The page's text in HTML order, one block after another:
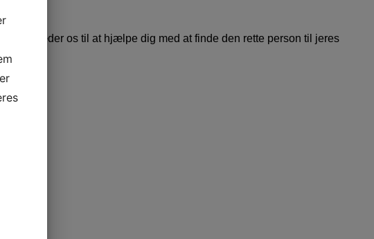
Vi glæder os til at hjælpe dig med at finde den rette person til jeres